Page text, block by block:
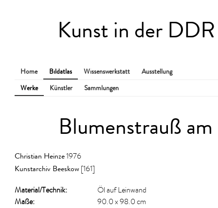
Kunst in der DDR
Home Bildatlas Wissenswerkstatt
Ausstellung
Werke
Künstler Sammlungen
Blumenstrauß am
Christian Heinze1976
Kunstarchiv Beeskow [161]
Material/​Technik:
Öl auf Leinwand
Maße:
90.0 x 98.0 cm